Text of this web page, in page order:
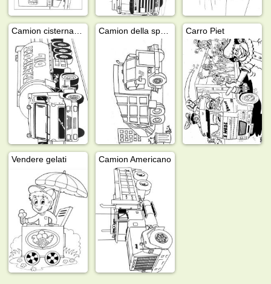
Carro Piet
Vendere gelati Camion Americano